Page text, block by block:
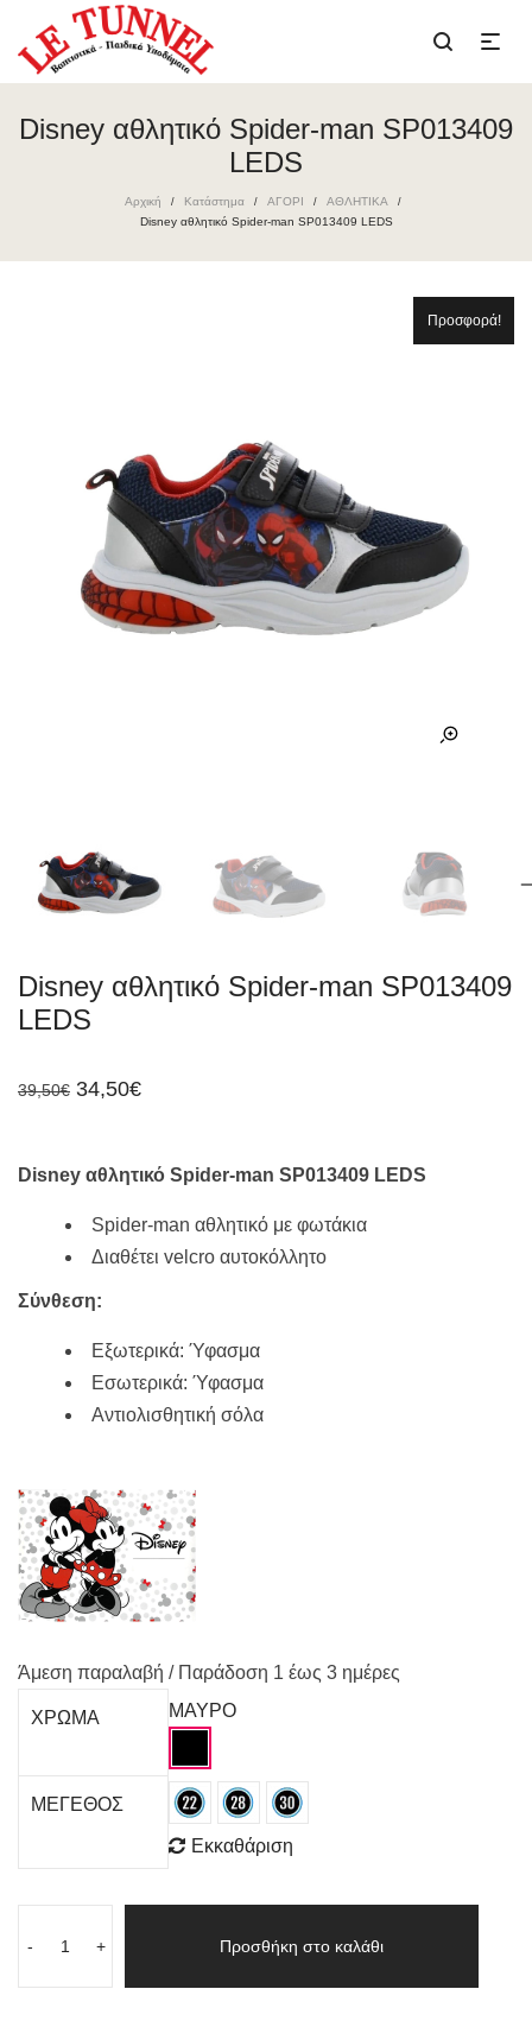
Disney αθλητικό Spider-man SP013409
LEDS
Αρχική / Κατάστημα / ΑΓΟΡΙ / ΑΘΛΗΤΙΚΑ /
Disney αθλητικό Spider-man SP013409 LEDS
Προσφορά!
Disney αθλητικό Spider-man SP013409
LEDS
39,50€ Original
34,50€Η
34,50€.
Disney αθλητικό Spider-man SP013409 LEDS
Spider-man αθλητικό με φωτάκια
Διαθέτει velcro αυτοκόλλητο
Σύνθεση:
Εξωτερικά: Ύφασμα
Εσωτερικά: Ύφασμα
Αντιολισθητική σόλα
Άμεση παραλαβή / Παράδoση 1 έως 3 ημέρες
ΧΡΩΜΑ ΜΑΥΡΟ
ΜΕΓΕΘΟΣ
Εκκαθάριση
- + Προσθήκη στο καλάθι